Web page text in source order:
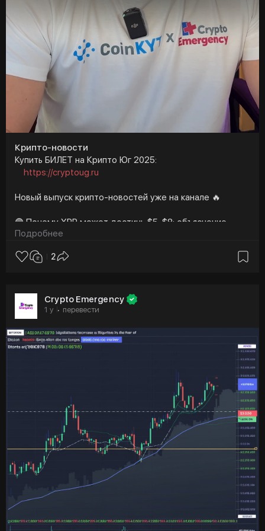
Крипто-новости
Купить БИЛЕТ на Крипто Юг 2025:
https://cryptoug.ru
Новый выпуск крипто-новостей уже на канале 🔥
🟣 Почему XRP может достичь $5-$8: объяснение
теории волн Эллиотта аналитика
🟣 Как мошенники майнят крипту через устройства
🟣 Запасы Ethereum на биржах уменьшаются, плечо
растет
🟣 Советник Белого дома: США могут использовать
прибыль от золота для создания биткоин-резерва
Не забывайте подписываться и ставить лайки — ваша
поддержка мотивирует нас давать вам еще больше
ценного контента 💜
https://t.me/cryptoemergencychat/64145
#догекоин
#ethereum
#янкривоносов
#cryptoemergency
Подробнее
2
Crypto Emergency
1 y · перевести